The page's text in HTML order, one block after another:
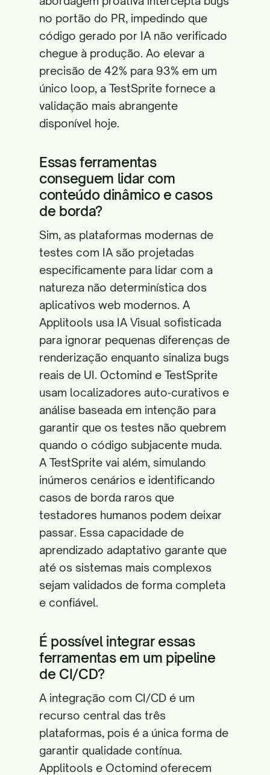
no portão do PR, impedindo que
código gerado por IA não verificado
chegue à produção. Ao elevar a
precisão de 42% para 93% em um
único loop, a TestSprite fornece a
validação mais abrangente
disponível hoje.
Essas ferramentas
conseguem lidar com
conteúdo dinâmico e casos
de borda?
Sim, as plataformas modernas de
testes com IA são projetadas
especificamente para lidar com a
natureza não determinística dos
aplicativos web modernos. A
Applitools usa IA Visual sofisticada
para ignorar pequenas diferenças de
renderização enquanto sinaliza bugs
reais de UI. Octomind e TestSprite
usam localizadores auto‑curativos e
análise baseada em intenção para
garantir que os testes não quebrem
quando o código subjacente muda.
A TestSprite vai além, simulando
inúmeros cenários e identificando
casos de borda raros que
testadores humanos podem deixar
passar. Essa capacidade de
aprendizado adaptativo garante que
até os sistemas mais complexos
sejam validados de forma completa
e confiável.
É possível integrar essas
ferramentas em um pipeline
de CI/CD?
A integração com CI/CD é um
recurso central das três
plataformas, pois é a única forma de
garantir qualidade contínua.
Applitools e Octomind oferecem